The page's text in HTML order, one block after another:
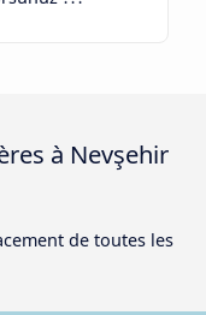
à Nevşehir
de toutes les